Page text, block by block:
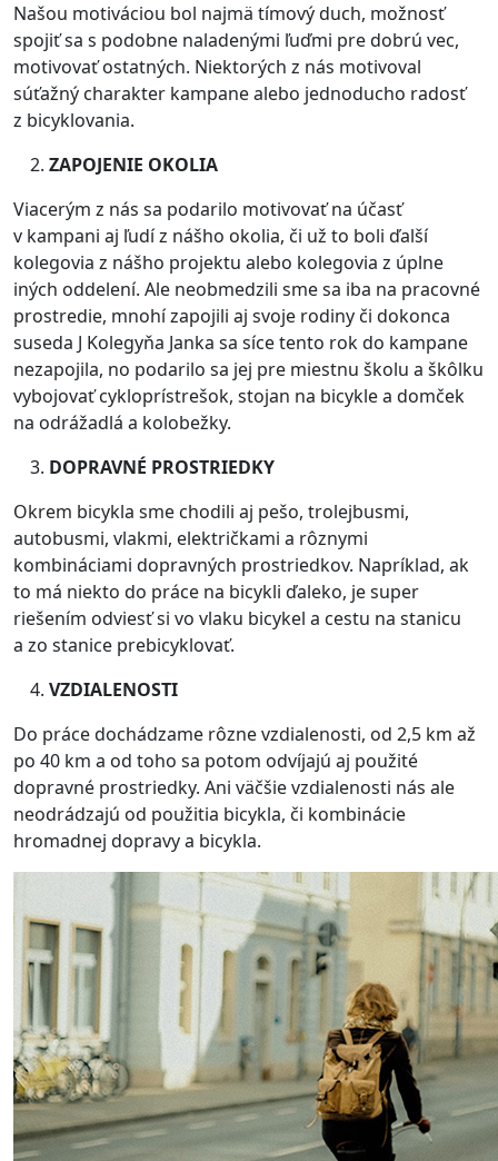
Našou motiváciou bol najmä tímový duch, možnosť
spojiť sa s podobne naladenými ľuďmi predobrú vec,
motivovať ostatných. Niektorých z nás motivoval
súťažný charakter kampane alebo jednoducho radosť
z bicyklovania.
ZAPOJENIE OKOLIA
Viacerým z nás sa podarilo motivovať na účasť
v kampani aj ľudí z nášho okolia, či už to boli ďalší
kolegovia z nášho projektu alebo kolegovia z úplne
iných oddelení. Ale neobmedzili sme sa iba na pracovné
prostredie, mnohí zapojili aj svoje rodiny či dokonca
suseda J Kolegyňa Janka sa síce tento rok do kampane
nezapojila, no podarilo sa jej pre miestnu školu a škôlku
vybojovať cykloprístrešok, stojan na bicykle a domček
na odrážadlá a kolobežky.
DOPRAVNÉ PROSTRIEDKY
Okrem bicykla sme chodili aj pešo, trolejbusmi,
autobusmi, vlakmi, električkami a rôznymi
kombináciami dopravných prostriedkov. Napríklad, ak
to má niekto do práce na bicykli ďaleko, je super
riešením odviesť si vo vlaku bicykel a cestu na stanicu
a zo stanice prebicyklovať.
VZDIALENOSTI
Do práce dochádzame rôzne vzdialenosti, od 2,5 km až
po 40 km a od toho sa potom odvíjajú aj použité
dopravné prostriedky. Ani väčšie vzdialenosti nás ale
neodrádzajú od použitia bicykla, či kombinácie
hromadnej dopravy a bicykla.